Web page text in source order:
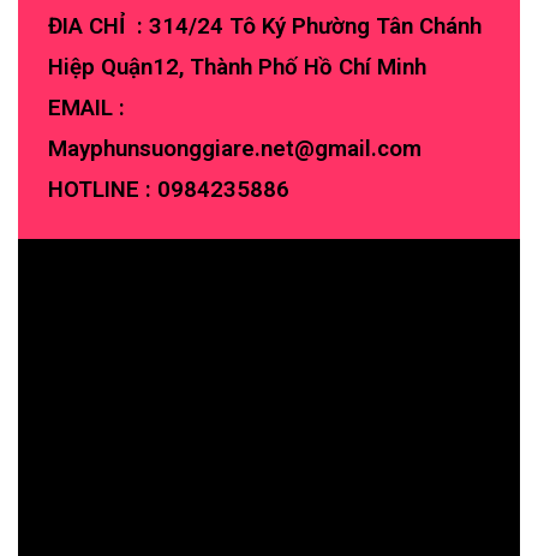
ĐIA CHỈ : 314/24 Tô Ký Phường Tân Chánh
Hiệp Quận12, Thành Phố Hồ Chí Minh
EMAIL :
Mayphunsuonggiare.net@gmail.com
HOTLINE : 0984235886